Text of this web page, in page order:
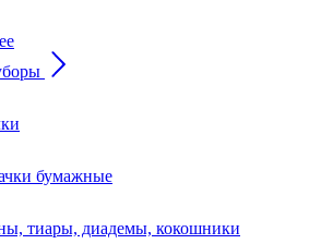
бумажные
тиары, диадемы, кокошники